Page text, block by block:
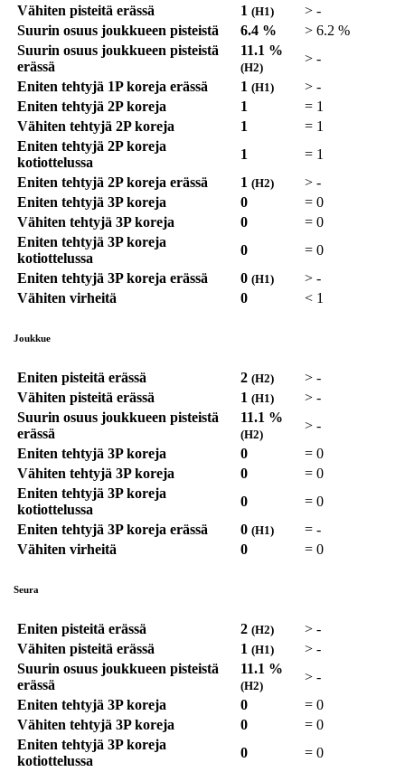
Vähiten pisteitä erässä
1 (H1) > -
Suurin osuus joukkueen pisteistä
6.4 % > 6.2 %
Suurin osuus joukkueen pisteistä
erässä
11.1 %
(H2)
> -
Eniten tehtyjä 1P koreja erässä
1 (H1) > -
Eniten tehtyjä 2P koreja
1 = 1
Vähiten tehtyjä 2P koreja
1 = 1
Eniten tehtyjä 2P koreja
kotiottelussa
1 = 1
Eniten tehtyjä 2P koreja erässä
1 (H2) > -
Eniten tehtyjä 3P koreja
0 = 0
Vähiten tehtyjä 3P koreja
0 = 0
Eniten tehtyjä 3P koreja
kotiottelussa
0 = 0
Eniten tehtyjä 3P koreja erässä
0 (H1) > -
Vähiten virheitä
0 < 1
Joukkue
Eniten pisteitä erässä 2 (H2) > -
Vähiten pisteitä erässä
1 (H1) > -
Suurin osuus joukkueen pisteistä
erässä
11.1 %
(H2)
> -
Eniten tehtyjä 3P koreja
0 = 0
Vähiten tehtyjä 3P koreja
0 = 0
Eniten tehtyjä 3P koreja
kotiottelussa
0 = 0
Eniten tehtyjä 3P koreja erässä
0 (H1) = -
Vähiten virheitä
0 = 0
Seura
Eniten pisteitä erässä 2 (H2) > -
Vähiten pisteitä erässä
1 (H1) > -
Suurin osuus joukkueen pisteistä
erässä
11.1 %
(H2)
> -
Eniten tehtyjä 3P koreja
0 = 0
Vähiten tehtyjä 3P koreja
0 = 0
Eniten tehtyjä 3P koreja
kotiottelussa
0 = 0